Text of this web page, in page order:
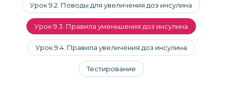
Урок 9.2. Поводы для увеличения доз инсулина
Урок 9.3. Правила уменьшения доз инсулина
Урок 9.4. Правила увеличения доз инсулина
Тестирование